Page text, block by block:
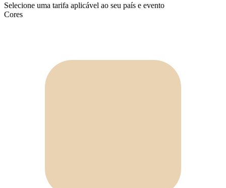
Selecione uma tarifa aplicável ao seu país e evento
Cores